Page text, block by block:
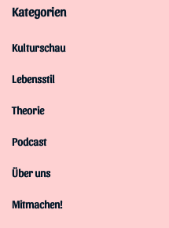
Kategorien
Kulturschau
Lebensstil
Theorie
Podcast
Über uns
Mitmachen!